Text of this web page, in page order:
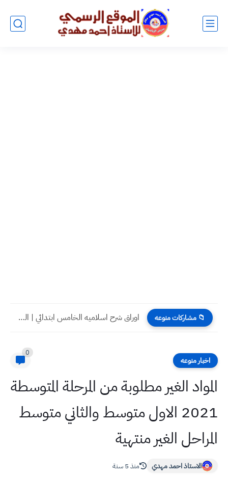
📁 مشاركات منوعه اوراق شرح اسلاميه الخامس ابتدائي | الوحده الخامسة
اخبار منوعه
0
المواد الغير مطلوبة من المرحلة المتوسطة
2021 الاول متوسط والثاني متوسط
المراحل الغير منتهية
الاستاذ احمد مهدي منذ 5 سنة